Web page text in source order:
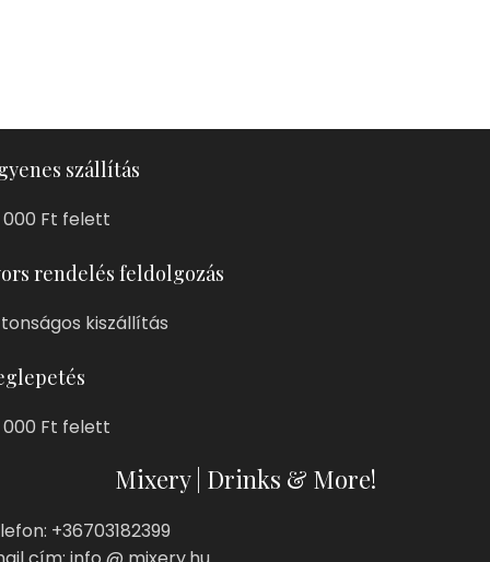
szállítás
000 Ft felett
rendelés feldolgozás
kiszállítás
000 Ft felett
Mixery | Drinks & More!
+36703182399